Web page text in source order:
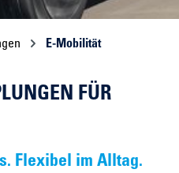
E-Mobilität
FÜR
Flexibel im Alltag.